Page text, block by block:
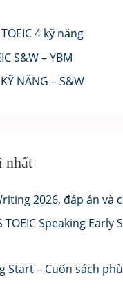
4 kỹ năng
S&W – YBM
NĂNG – S&W
nhất
2026, đáp án và
TOEIC Speaking Early
Start – Cuốn sách